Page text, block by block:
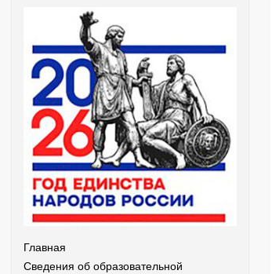
Главная
Сведения об образовательной